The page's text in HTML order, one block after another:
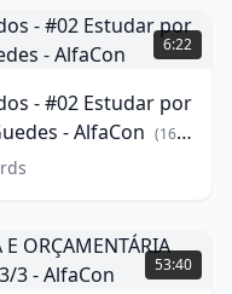
6:22
- #02 Estudar por
- AlfaCon (16
53:40